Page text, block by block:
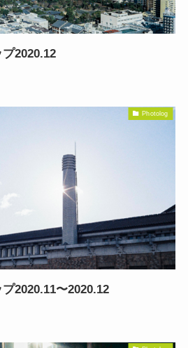
2020.12
Photolog
2020.11〜2020.12